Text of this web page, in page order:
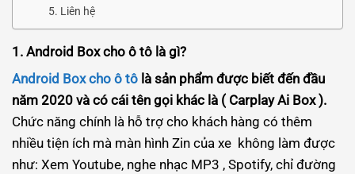
Liên hệ
1. Android Box cho ô tô là gì?
Android Box cho ô tô là sản phẩm được biết đến đầu
năm 2020 và có cái tên gọi khác là ( Carplay Ai Box ).
Chức năng chính là hỗ trợ cho khách hàng có thêm
nhiều tiện ích mà màn hình Zin của xe không làm được
như: Xem Youtube, nghe nhạc MP3 , Spotify, chỉ đường